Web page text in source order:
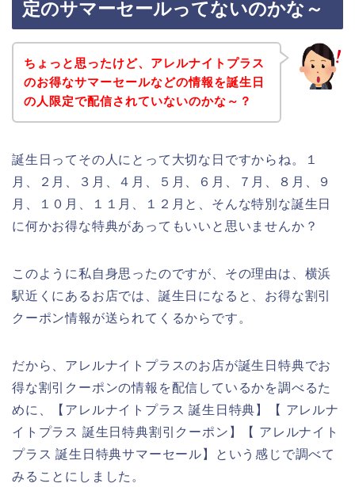
定のサマーセールってないのかな～
ちょっと思ったけど、アレルナイトプラス
のお得なサマーセールなどの情報を誕生日
の人限定で配信されていないのかな～？
誕生日ってその人にとって大切な日ですからね。１
月、２月、３月、４月、５月、６月、７月、８月、９
月、１０月、１１月、１２月と、そんな特別な誕生日
に何かお得な特典があってもいいと思いませんか？
このように私自身思ったのですが、その理由は、横浜
駅近くにあるお店では、誕生日になると、お得な割引
クーポン情報が送られてくるからです。
だから、アレルナイトプラスのお店が誕生日特典でお
得な割引クーポンの情報を配信しているかを調べるた
めに、【アレルナイトプラス 誕生日特典】【 アレルナ
イトプラス 誕生日特典割引クーポン】【 アレルナイト
プラス 誕生日特典サマーセール】という感じで調べて
みることにしました。